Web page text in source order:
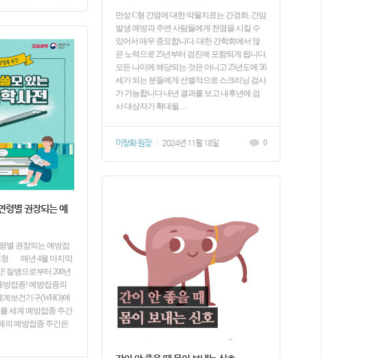
만성 C형 간염에 대한 약물치료는 간경화, 간암
발생 예방과 주변 사람들에게 전염을 시킬 수
있어서 매우 중요합니다. 대한 간학회에서 많
은 노력으로 25년부터 검진에 포함되게 됩니다.
모든 나이에 해당되는 것은 아니고 25년도에 56
세가 되는 분들에게 선별적으로 스크리닝 검사
가 가능합니다 내년 결과를 보고 내후년에 검
사 대상자가 확대될…
이창화 원장 2024년 11월 18일 0
령별 권장되는 예
별 권장되는 예방접
청 매년 4월 마지막
질병으로부터 200년
방접종! 예방접종의
보건기구(WHO)에
세계 예방접종 주간
의 예방접종 주간은